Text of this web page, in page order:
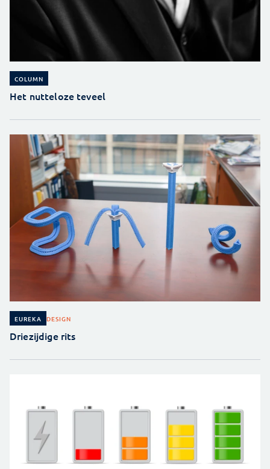
COLUMN
Het nutteloze teveel
EUREKA DESIGN
Driezijdige rits